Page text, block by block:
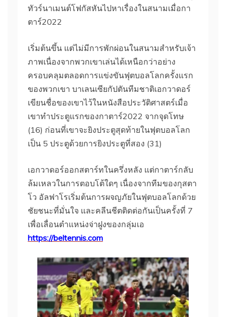
ทัวร์นาเมนต์โฟกัสหันไปหาเรื่องในสนามเมื่อกา
ตาร์2022
เริ่มต้นขึ้น แต่ไม่มีการพักผ่อนในสนามสําหรับเจ้า
ภาพเนื่องจากพวกเขาเล่นได้เหนือกว่าอย่าง
ครอบคลุมตลอดการแข่งขันฟุตบอลโลกครั้งแรก
ของพวกเขา บาเลนเซียกัปตันทีมชาติเอกวาดอร์
เขียนชื่อของเขาไว้ในหนังสือประวัติศาสตร์เมื่อ
เขาทําประตูแรกของกาตาร์2022 จากจุดโทษ
(16) ก่อนที่เขาจะยิงประตูสุดท้ายในฟุตบอลโลก
เป็น 5 ประตูด้วยการยิงประตูที่สอง (31)
เอกวาดอร์ออกสตาร์ทในครึ่งหลัง แต่กาตาร์กลับ
ล้มเหลวในการตอบโต้ใดๆ เนื่องจากทีมของกุสตา
โว อัลฟาโรเริ่มต้นการผจญภัยในฟุตบอลโลกด้วย
ชัยชนะที่มั่นใจ และคลีนชีตติดต่อกันเป็นครั้งที่ 7
เพื่อเลื่อนตำแหน่งจ่าฝูงของกลุ่มเอ
https://beltennis.com